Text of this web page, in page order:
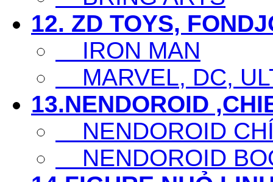
12. ZD TOYS,
IRON MAN
MARVEL, DC,
13.NENDOROID
NENDOROID
NENDOROID